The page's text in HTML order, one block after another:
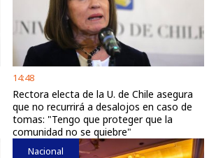
14:48
Rectora electa de la U. de Chile asegura
que no recurrirá a desalojos en caso de
tomas: "Tengo que proteger que la
comunidad no se quiebre"
Nacional